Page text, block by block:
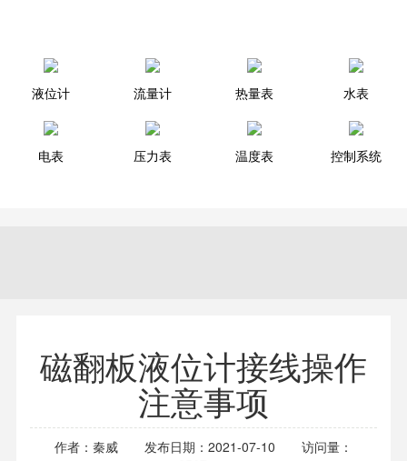
液位计 流量计 热量表 水表
电表 压力表 温度表 控制系统
磁翻板液位计接线操作
注意事项
作者：秦威 发布日期：2021-07-10
访问量：